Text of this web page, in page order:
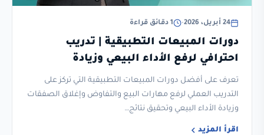
24 أبريل، 2026 • 1 دقائق قراءة
دورات المبيعات التطبيقية | تدريب
احترافي لرفع الأداء البيعي وزيادة
المبيعات
تعرف على أفضل دورات المبيعات التطبيقية التي تركز على
التدريب العملي لرفع مهارات البيع والتفاوض وإغلاق الصفقات
وزيادة الأداء البيعي وتحقيق نتائج…
اقرأ المزيد